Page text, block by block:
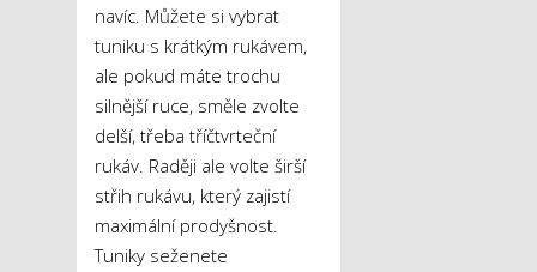
navíc. Můžete si vybrat
tuniku s krátkým rukávem,
ale pokud máte trochu
silnější ruce, směle zvolte
delší, třeba tříčtvrteční
rukáv. Raději ale volte širší
střih rukávu, který zajistí
maximální prodyšnost.
Tuniky seženete